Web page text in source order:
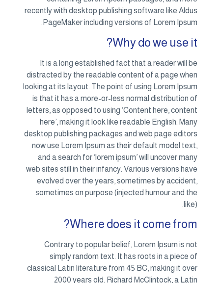
recently with desktop publishing software like Aldus
PageMaker including versions of Lorem Ipsum.
Why do we use it?
It is a long established fact that a reader will be
distracted by the readable content of a page when
looking at its layout. The point of using Lorem Ipsum
is that it has a more-or-less normal distribution of
letters, as opposed to using ‘Content here, content
here’, making it look like readable English. Many
desktop publishing packages and web page editors
now use Lorem Ipsum as their default model text,
and a search for ‘lorem ipsum’ will uncover many
web sites still in their infancy. Various versions have
evolved over the years, sometimes by accident,
sometimes on purpose (injected humour and the
like).
Where does it come from?
Contrary to popular belief, Lorem Ipsum is not
simply random text. It has roots in a piece of
classical Latin literature from 45 BC, making it over
2000 years old. Richard McClintock, a Latin